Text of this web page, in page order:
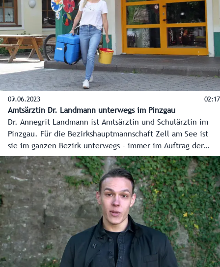
schafft und sichert.
09.06.2023 02:17
Amtsärztin Dr. Landmann unterwegs im Pinzgau
Dr. Annegrit Landmann ist Amtsärztin und Schulärztin im
Pinzgau. Für die Bezirkshauptmannschaft Zell am See ist
sie im ganzen Bezirk unterwegs - immer im Auftrag der
Gesundheit. Eine Reportage aus dem Pinzgau.